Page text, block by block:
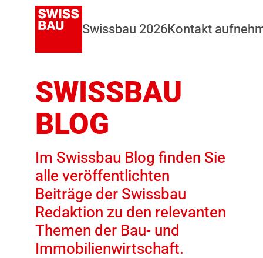
Swissbau 2026Kontakt
SWISSBAU
BLOG
Im Swissbau Blog finden Sie
alle veröffentlichten
Beiträge der Swissbau
Redaktion zu den relevanten
Themen der Bau- und
Immobilienwirtschaft.